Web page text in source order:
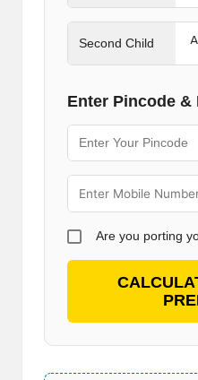
Second Child
Enter Pincode &
Are you porting